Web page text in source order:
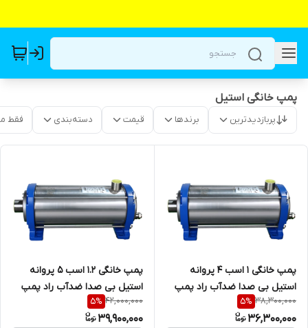
پمپ خانگی استیل
پربازدیدترین برندها قیمت دسته‌بندی فقط
پمپ خانگی ۱ اسب ۴ پروانه
استیل بی صدا ضدآب راد پمپ
5SS04 | سایلنت ( با ورودی و
خروجی تقویت شده )
38,300,000
5%
36,300,000
پمپ خانگی ۱.۲ اسب ۵ پروانه
استیل بی صدا ضدآب راد پمپ
3SS05 | سایلنت ( با ورودی و
خروجی تقویت شده )
42,000,000
5%
39,900,000